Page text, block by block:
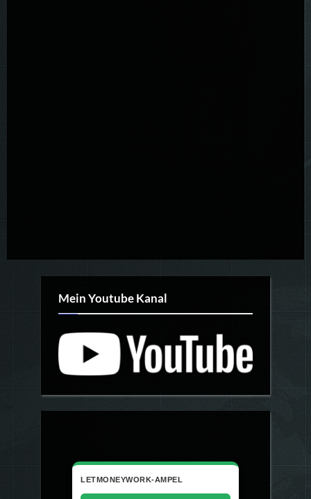
Mein Youtube Kanal
LETMONEYWORK-AMPEL